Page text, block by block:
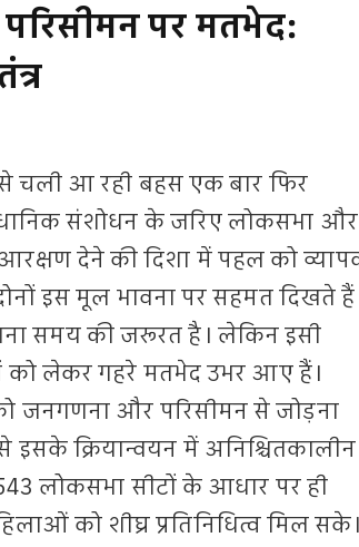
पर मतभेद:
आ रही बहस एक बार फिर
संशोधन के जरिए लोकसभा और
देने की दिशा में पहल को
इस मूल भावना पर सहमत दिखते हैं
समय की जरूरत है। लेकिन इसी
को लेकर गहरे मतभेद उभर आए हैं।
जनगणना और परिसीमन से जोड़ना
क्रियान्वयन में अनिश्चितकालीन
लोकसभा सीटों के आधार पर ही
को शीघ्र प्रतिनिधित्व मिल सके।